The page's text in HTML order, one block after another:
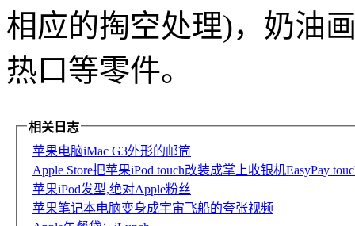
相应的掏空处理)，奶油
热口等零件。
相关日志
苹果电脑iMac G3外形的邮筒
Apple Store把苹果iPod touch改装成掌上收银机EasyPay
苹果iPod发型,绝对Apple粉丝
苹果笔记本电脑变身成宇宙飞船的夸张视频